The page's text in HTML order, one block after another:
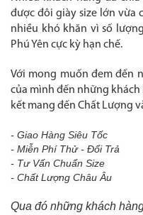
được đôi giày size lớn vừa
nhiều khó khăn vì số
Phú Yên cực kỳ hạn chế.
Với mong muốn đem đến
của mình đến những khách
kết mang đến Chất Lượng
- Giao Hàng Siêu Tốc
- Miễn Phí Thử - Đổi Trả
- Tư Vấn Chuẩn Size
- Chất Lượng Châu Âu
Qua đó những khách